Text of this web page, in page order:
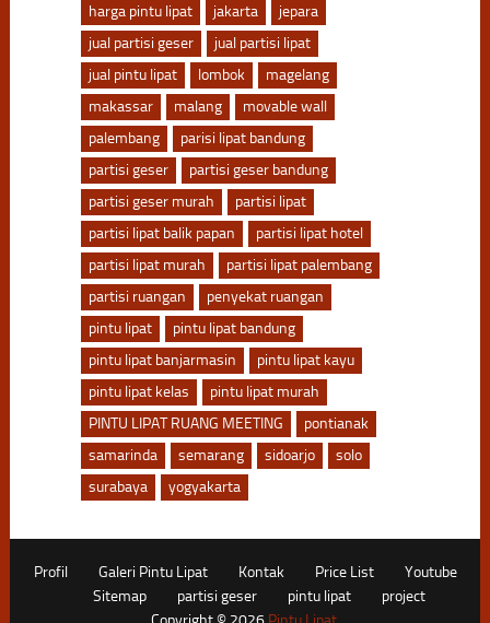
harga pintu lipat
jakarta
jepara
jual partisi geser
jual partisi lipat
jual pintu lipat
lombok
magelang
makassar
malang
movable wall
palembang
parisi lipat bandung
partisi geser
partisi geser bandung
partisi geser murah
partisi lipat
partisi lipat balik papan
partisi lipat hotel
partisi lipat murah
partisi lipat palembang
partisi ruangan
penyekat ruangan
pintu lipat
pintu lipat bandung
pintu lipat banjarmasin
pintu lipat kayu
pintu lipat kelas
pintu lipat murah
PINTU LIPAT RUANG MEETING
pontianak
samarinda
semarang sidoarjo
solo
surabaya
yogyakarta
Profil Galeri Pintu Lipat Kontak Price List
Youtube
Sitemap
partisi geser pintu lipat
project